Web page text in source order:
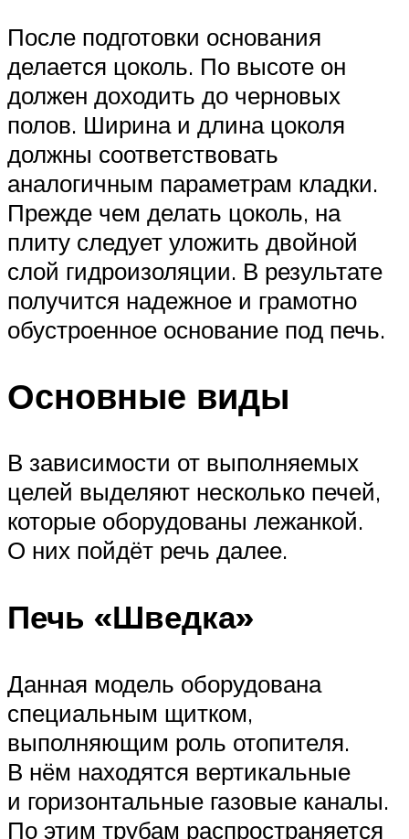
После подготовки основания
делается цоколь. По высоте он
должен доходить до черновых
полов. Ширина и длина цоколя
должны соответствовать
аналогичным параметрам кладки.
Прежде чем делать цоколь, на
плиту следует уложить двойной
слой гидроизоляции. В результате
получится надежное и грамотно
обустроенное основание под печь.
Основные виды
В зависимости от выполняемых
целей выделяют несколько печей,
которые оборудованы лежанкой.
О них пойдёт речь далее.
Печь «Шведка»
Данная модель оборудована
специальным щитком,
выполняющим роль отопителя.
В нём находятся вертикальные
и горизонтальные газовые каналы.
По этим трубам распространяется